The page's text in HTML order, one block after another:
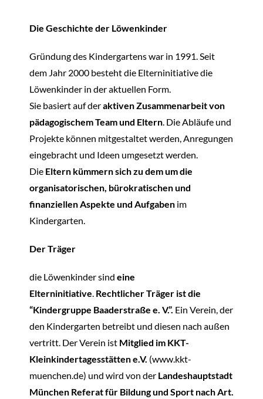
Anmeldung
Kontakt
Impressum
Datenschutzerklärung
Die Geschichte der Löwenkinder
Gründung des Kindergartens war in 1991. Seit
dem Jahr 2000 besteht die Elterninitiative die
Löwenkinder in der aktuellen Form.
Sie basiert auf deraktiven Zusammenarbeit von
pädagogischem Team und Eltern. Die Abläufe und
Projekte können mitgestaltet werden, Anregungen
eingebracht und Ideen umgesetzt werden.
Die Eltern kümmern sich zu dem um die
organisatorischen, bürokratischen und
finanziellen Aspekte und Aufgabenim
Kindergarten.
Der Träger
die Löwenkinder sind eine
Elterninitiative Rechtlicher Träger ist die
“Kindergruppe Baaderstraße e. V.”. Ein Verein, der
den Kindergarten betreibt und diesen nach außen
vertritt. Der Verein ist Mitglied im KKT-
Kleinkindertagesstätten e.V. (www.kkt-
muenchen.de) und wird von der Landeshauptstadt
München Referat für Bildung und Sport nach Art.